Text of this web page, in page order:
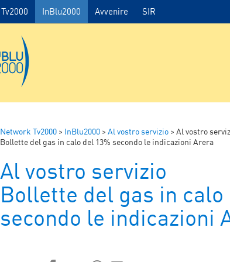
Tv2000 InBlu2000 Avvenire SIR
Network Tv2000 > InBlu2000 > Al vostro servizio > Al vostro
Bollette del gas in calo del 13% secondo le indicazioni Arera
Al vostro servizio
Bollette del gas in calo
secondo le indicazioni